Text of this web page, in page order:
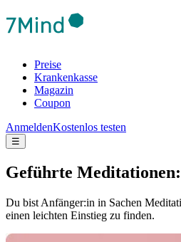
Preise
Krankenkasse
Magazin
Coupon
AnmeldenKostenlos testen
☰
Geführte
Du bist Anfänger:in in Sachen
einen leichten Einstieg zu finden.